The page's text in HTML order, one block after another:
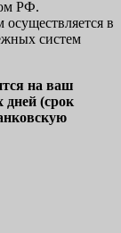
РФ.
в
систем
на ваш
дней (срок